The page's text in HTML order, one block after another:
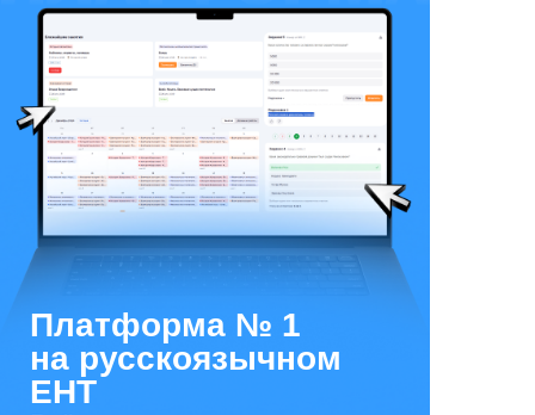
Платформа № 1
на русскоязычном
ЕНТ